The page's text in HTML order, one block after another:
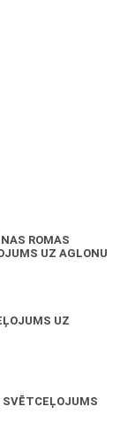
ROMAS
UZ AGLONU
UZ
SVĒTCEĻOJUMS